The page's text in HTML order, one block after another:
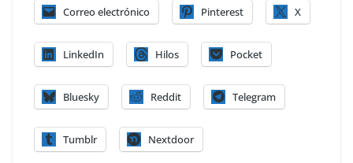
Correo electrónico Pinterest X
LinkedIn Hilos Pocket
Bluesky Reddit Telegram
Tumblr Nextdoor